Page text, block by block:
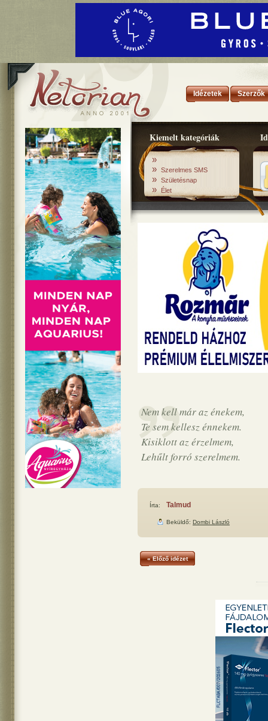
Idézetek Szerzők
Kiemelt kategóriák
»
» Szerelmes SMS
» Születésnap
» Élet
Nem kell már az énekem,
Te sem kellesz énnekem.
Kisiklott az érzelmem,
Lehűlt forró szerelmem.
Írta: Talmud
Beküldő: Dombi László
« Előző idézet